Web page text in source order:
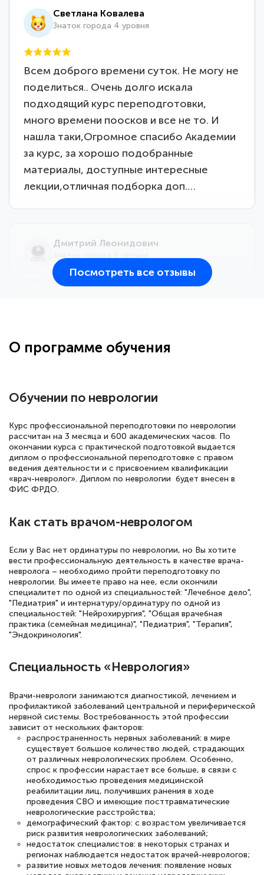
Светлана Ковалева
Знаток города 4 уровня
Всем доброго времени суток. Не могу не
поделиться.. Очень долго искала
подходящий курс переподготовки,
много времени поосков и все не то. И
нашла таки,Огромное спасибо Академии
за курс, за хорошо подобранные
материалы, доступные интересные
лекции,отличная подборка доп.…
Дмитрий Леонидович
большое количество методических
Елена Кравченко
Знаток города 5 уровня
18 марта 2026
Выражаю благодарность за курс
русскому языку и литературе". Много
полезных материалов помогли
подготовиться к тестированию. Это
книги, методические рекомендации,
статьи. Времени на подготовку
достаточно. Курс помогает пройти
аттестацию в школе. Спасибо!
Знаток города 2 уровня
12 марта 2026
Спасибо большое Академии! Грамотное,
вежливое сопровождение! Всё чётко и
понятно! Проходила повышение
квалификации. Ещё раз - СПАСИБО!
Елена Петрикс
Знаток города 5 уровня
Посмотреть все отзывы
О программе обучения
Обучении по неврологии
Курс профессиональной переподготовки по неврологии
рассчитан на 3 месяца и 600 академических часов. По
окончании курса с практической подготовкой выдается
диплом о профессиональной переподготовке с правом
ведения деятельности и с присвоением квалификации
«врач-невролог». Диплом по неврологии будет внесен в
ФИС ФРДО.
Как стать врачом-неврологом
Если у Вас нет ординатуры по неврологии, но Вы хотите
вести профессиональную деятельность в качестве врача-
невролога – необходимо пройти переподготовку по
неврологии. Вы имеете право на нее, если окончили
специалитет по одной из специальностей: "Лечебное дело",
"Педиатрия" и интернатуру/ординатуру по одной из
специальностей: "Нейрохирургия", "Общая врачебная
практика (семейная медицина)", "Педиатрия", "Терапия",
"Эндокринология".
Специальность «Неврология»
Врачи-неврологи занимаются диагностикой, лечением и
профилактикой заболеваний центральной и периферической
нервной системы. Востребованность этой профессии
зависит от нескольких факторов:
распространенность нервных заболеваний: в мире
существует большое количество людей, страдающих
от различных неврологических проблем. Особенно,
спрос к профессии нарастает все больше, в связи с
необходимостью проведения медицинской
реабилитации лиц, получивших ранения в ходе
проведения СВО и имеющие посттравматические
неврологические расстройства;
демографический фактор: с возрастом увеличивается
риск развития неврологических заболеваний;
недостаток специалистов: в некоторых странах и
регионах наблюдается недостаток врачей-неврологов;
развитие новых методов лечения: появление новых